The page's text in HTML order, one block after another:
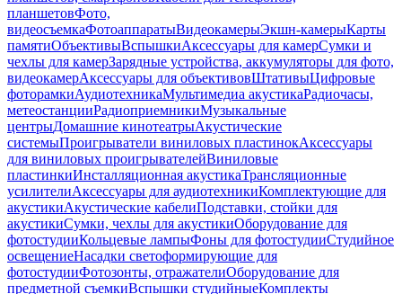
планшетовФото,
видеосъемкаФотоаппаратыВидеокамерыЭкшн-камерыКарты
памятиОбъективыВспышкиАксессуары для камерСумки и
чехлы для камерЗарядные устройства, аккумуляторы для фото,
видеокамерАксессуары для объективовШтативыЦифровые
фоторамкиАудиотехникаМультимедиа акустикаРадиочасы,
метеостанцииРадиоприемникиМузыкальные
центрыДомашние кинотеатрыАкустические
системыПроигрыватели виниловых пластинокАксессуары
для виниловых проигрывателейВиниловые
пластинкиИнсталляционная акустикаТрансляционные
усилителиАксессуары для аудиотехникиКомплектующие для
акустикиАкустические кабелиПодставки, стойки для
акустикиСумки, чехлы для акустикиОборудование для
фотостудииКольцевые лампыФоны для фотостудииСтудийное
освещениеНасадки светоформирующие для
фотостудииФотозонты, отражателиОборудование для
предметной съемкиВспышки студийныеКомплекты